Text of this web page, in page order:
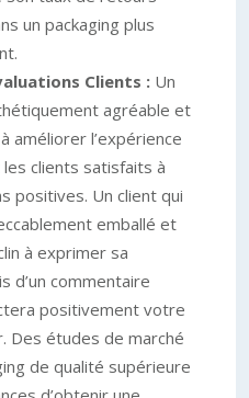
un packaging plus
Clients : Un
agréable et
améliorer l’expérience
clients satisfaits à
positives. Un client qui
emballé et
à exprimer sa
d’un commentaire
positivement votre
Des études de marché
de qualité supérieure